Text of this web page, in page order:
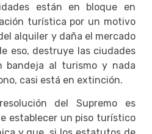
están en bloque en
turística por un motivo
alquiler y daña el mercado
eso, destruye las ciudades
bandeja al turismo y nada
casi está en extinción.
del Supremo es
establecer un piso turístico